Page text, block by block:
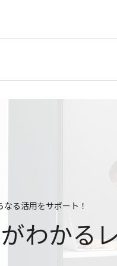
る活用をサポート！
わかる